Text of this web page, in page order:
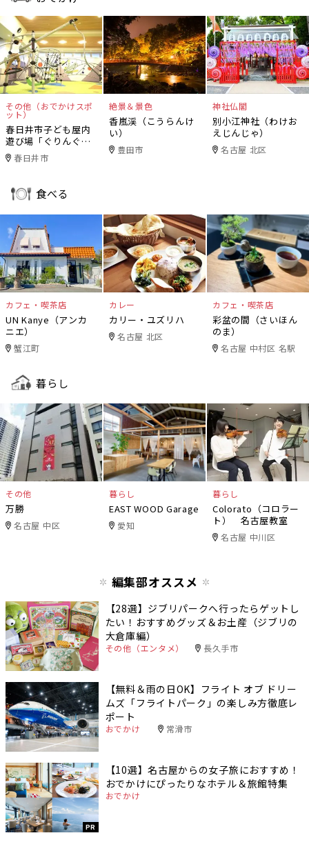
その他（おでかけスポ
ット）
春日井市子ども屋内
遊び場「ぐりんぐり
ん」春日井市
絶景＆景色
香嵐渓（こうらんけ
い）
豊田市
神社仏閣
別小江神社（わけお
えじんじゃ）
名古屋 北区
食べる
カフェ・喫茶店
UN Kanye（アンカ
ニエ）
蟹江町
カレー
カリー・ユズリハ
名古屋 北区
カフェ・喫茶店
彩盆の間（さいほん
のま）
名古屋 中村区 名駅
暮らし
その他
万勝
名古屋 中区
暮らし
EAST WOOD Garage
愛知
暮らし
Colorato（コロラー
ト） 名古屋教室
名古屋 中川区
編集部オススメ
【28選】ジブリパークへ行ったらゲットし
たい！おすすめグッズ＆お土産（ジブリの
大倉庫編）
その他（エンタメ） 長久手市
【無料＆雨の日OK】フライト オブ ドリー
ムズ「フライトパーク」の楽しみ方徹底レ
ポート
おでかけ 常滑市
PR
【10選】名古屋からの女子旅におすすめ！
おでかけにぴったりなホテル＆旅館特集
おでかけ